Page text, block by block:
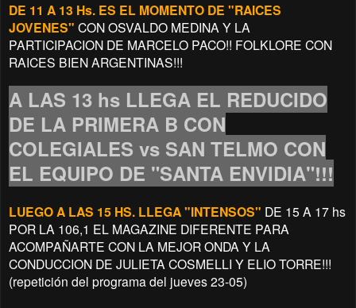
DE 11 A 13 Hs. ES EL MOMENTO DE "RAICES
JOVENES" CON OSVALDO MEDINA Y LA
PARTICIPACION DE MARCELO PACO!! FOLKLORE CON
RAICES BIEN ARGENTINAS!!!
A LAS 13 hs LLEGA EL REDUCIDO
DE LA PRIMERA B CON
COLEGIALES vs SAN TELMO CON
EL EQUIPO DE "SANTA ENVIDIA"!!!
LUEGO A LAS 15 HS. LLEGA "INTENSOS" DE 15 A 17 hs
POR LA 106,1 EL MAGAZINE DIFERENTE PARA
ACOMPAÑARTE CON LA MEJOR ONDA Y LA
CONDUCCION DE JULIETA COSMELLI Y ELIO TORRE!!!
(repetición del programa del jueves 23-05)